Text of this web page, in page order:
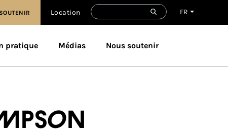
FR
Location
pratique Médias Nous soutenir